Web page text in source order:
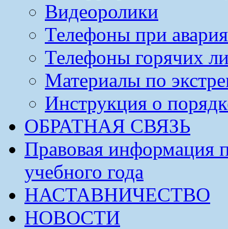
Видеоролики
Телефоны при
Телефоны горячих
Материалы по
Инструкция о
ОБРАТНАЯ СВЯЗЬ
Правовая информация
учебного года
НАСТАВНИЧЕСТВО
НОВОСТИ